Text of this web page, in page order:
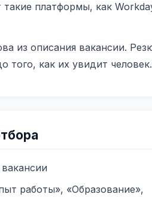
платформы, как
из описания вакансии.
того, как их увидит человек.
работы», «Образование»,